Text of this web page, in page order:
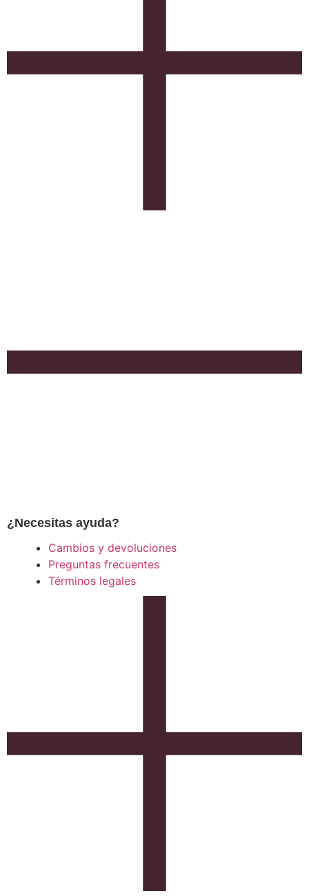
¿Necesitas ayuda?
Cambios y devoluciones
Preguntas frecuentes
Términos legales